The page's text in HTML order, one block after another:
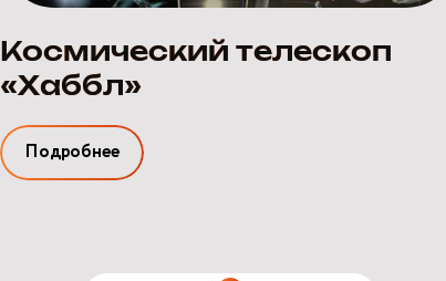
Космический телескоп
«Хаббл»
Подробнее